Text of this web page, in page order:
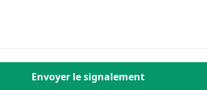
Envoyer le signalement